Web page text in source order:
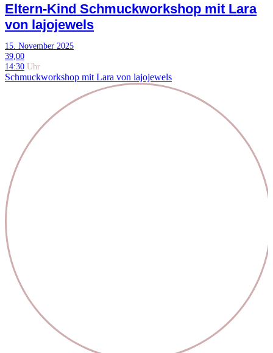
Eltern-Kind Schmuckworkshop mit Lara
von lajojewels
15. November 2025
39,00
14:30 Uhr
Schmuckworkshop mit Lara von lajojewels